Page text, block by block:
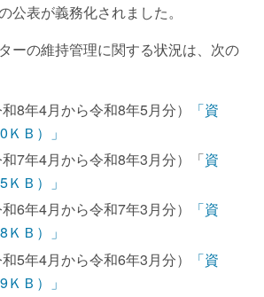
公表が義務化されました。
ーの維持管理に関する状況は、次の
8年4月から令和8年5月分）
「資
Ｂ）」
7年4月から令和8年3月分）「資
ＫＢ）」
6年4月から令和7年3月分）
「資
Ｂ）」
5年4月から令和6年3月分）
「資
Ｂ）」